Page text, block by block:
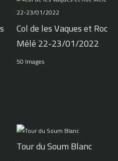
Col de les Vaques et Roc
Mélé 22-23/01/2022
50 Images
Tour du Soum Blanc